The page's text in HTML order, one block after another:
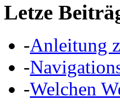
Letze
-Anleitung
-
-Welchen